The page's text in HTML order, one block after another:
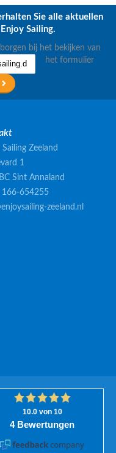
Sie alle aktuellen
Sailing.
bij het bekijken van
het formulier
Sailing Zeeland
1
Sint Annaland
166-654255
zeeland.nl